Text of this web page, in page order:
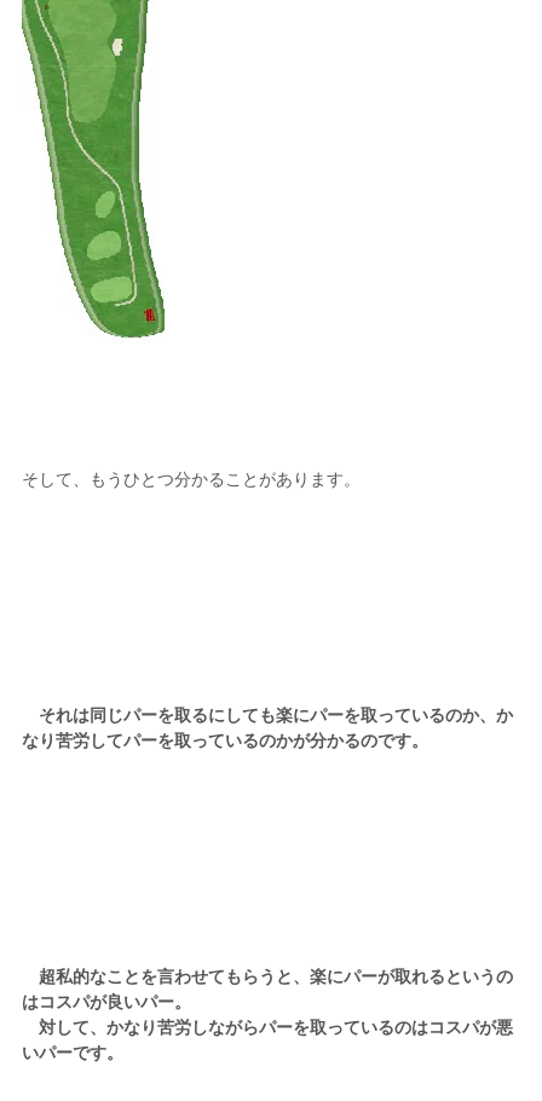
そして、もうひとつ分かることがあります。
それは同じパーを取るにしても楽にパーを取っているのか、か
なり苦労してパーを取っているのかが分かるのです。
超私的なことを言わせてもらうと、楽にパーが取れるというの
はコスパが良いパー。
対して、かなり苦労しながらパーを取っているのはコスパが悪
いパーです。